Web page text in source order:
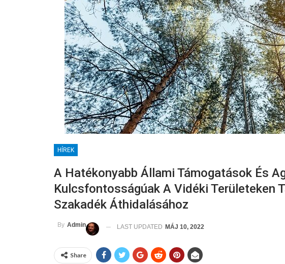
HÍREK
A Hatékonyabb Állami Támogatások És
Kulcsfontosságúak A Vidéki Területeken
Szakadék Áthidalásához
By Admin LAST UPDATED MÁJ 10, 2022
Share
HÍREK
Együtt Ültettük El A Jövő Fáit!
ADMIN
JÚL 3, 2024 0